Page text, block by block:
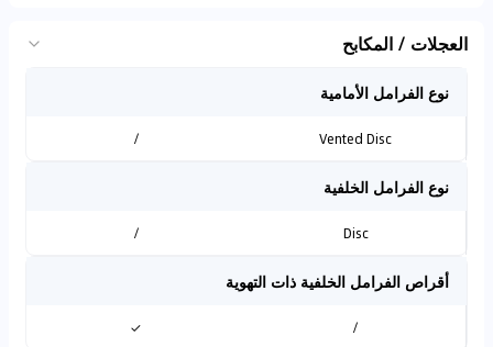
العجلات / المكابح
نوع الفرامل الأمامية
Vented Disc
/
نوع الفرامل الخلفية
Disc
/
أقراص الفرامل الخلفية ذات التهوية
/
✓